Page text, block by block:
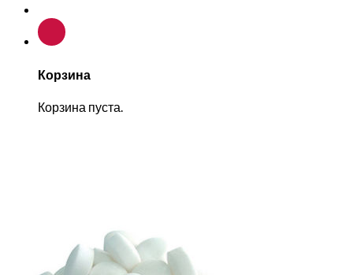
Корзина
Корзина пуста.